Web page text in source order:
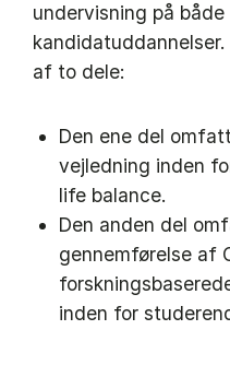
undervisning på
af to dele:
Den ene del
vejledning inden
life balance.
Den anden del
gennemførelse af
inden for